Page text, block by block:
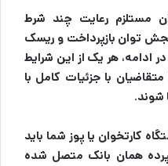
مستلزم رعایت چند شرط
توان بازپرداخت و ریسک
ادامه، هر یک از این شرایط
با جزئیات کامل با
شوند.
کارتخوان یا پوز شما باید
همان بانک متصل شده